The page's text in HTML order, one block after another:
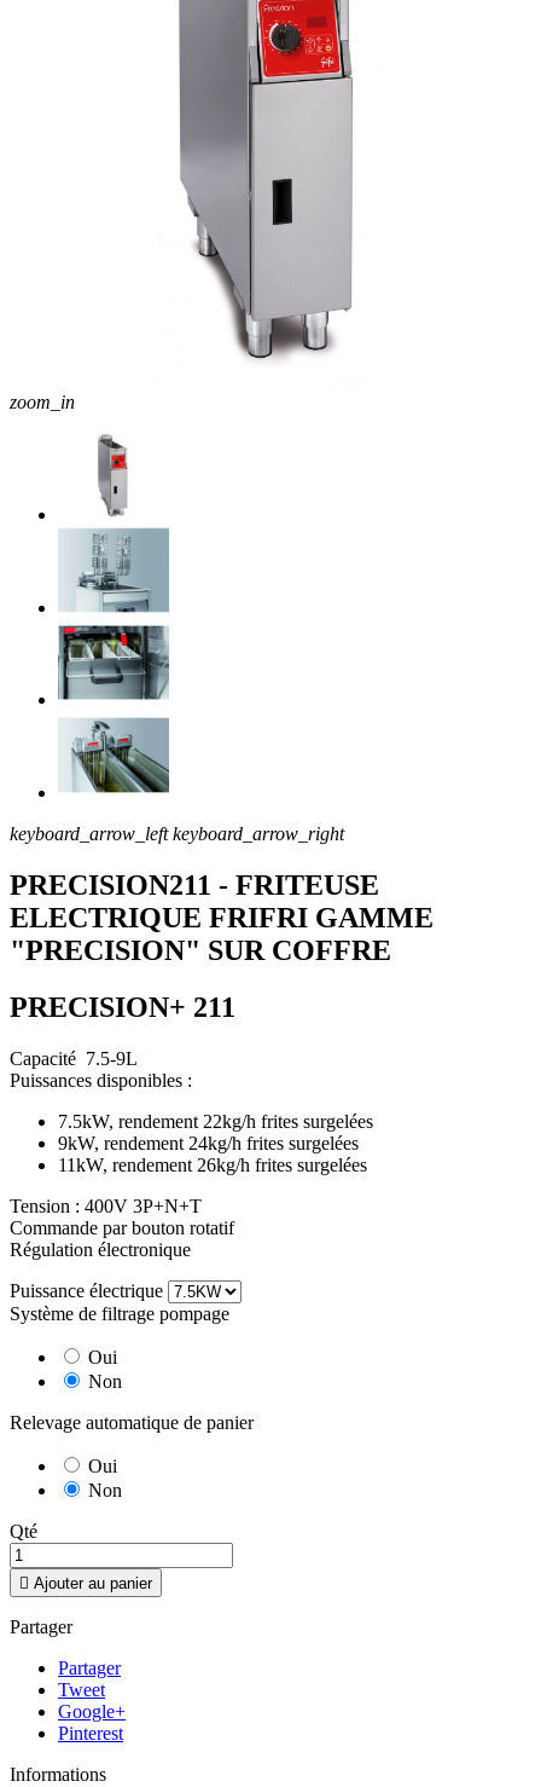
zoom_in
keyboard_arrow_left keyboard_arrow_right
PRECISION211 - FRITEUSE
ELECTRIQUE FRIFRI GAMME
"PRECISION" SUR COFFRE
PRECISION+ 211
Capacité 7.5-9L
Puissances disponibles :
7.5kW, rendement 22kg/h frites surgelées
9kW, rendement 24kg/h frites surgelées
11kW, rendement 26kg/h frites surgelées
Tension : 400V 3P+N+T
Commande par bouton rotatif
Régulation électronique
Puissance électrique
Système de filtrage pompage
Oui
Non
Relevage automatique de panier
Oui
Non
Qté
 Ajouter au panier
Partager
Partager
Tweet
Google+
Pinterest
Informations